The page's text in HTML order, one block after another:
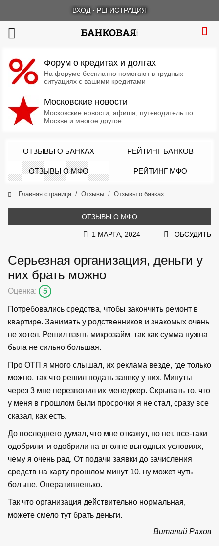
ВХОД · РЕГИСТРАЦИЯ
Форум о кредитах и долгах
На форуме бесплатно помогают в трудных
ситуациях с вашими кредитами
Московские новости
Московские новости, афиша, путеводитель по
Москве и многое другое
ОТЗЫВЫ О БАНКАХ РЕЙТИНГ БАНКОВ
ОТЗЫВЫ О МФО РЕЙТИНГ МФО
Главная страница Отзывы Отзывы о банках
ОТЗЫВЫ О МФО
1 МАРТА, 2024 ОБСУДИТЬ
Серьезная организация, деньги у
них брать можно
Оценка: 5
Потребовались средства, чтобы закончить ремонт в
квартире. Занимать у родственников и знакомых очень
не хотел. Решил взять микрозайм, так как сумма нужна
была не сильно большая.
Про ОТП я много слышал, их реклама везде, где только
можно, так что решил подать заявку у них. Минуты
через 3 мне перезвонил их менеджер. Скрывать то, что
у меня в прошлом были просрочки я не стал, сразу все
сказал, как есть.
До последнего думал, что мне откажут, но нет, все-таки
одобрили, и одобрили на вполне выгодных условиях,
чему я очень рад. От подачи заявки до зачисления
средств на карту прошлом минут 10, ну может чуть
больше. Оперативненько.
Так что организация действительно нормальная,
можете смело тут брать деньги.
Виталий Рахов